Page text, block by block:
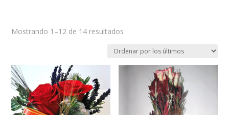
Mostrando 1–12 de 14 resultados
los
últimos